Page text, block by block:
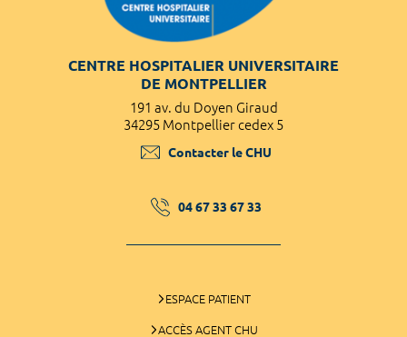
CENTRE HOSPITALIER UNIVERSITAIRE
DE MONTPELLIER
191 av. du Doyen Giraud
34295 Montpellier cedex 5
Contacter le CHU
04 67 33 67 33
ESPACE PATIENT
ACCÈS AGENT CHU